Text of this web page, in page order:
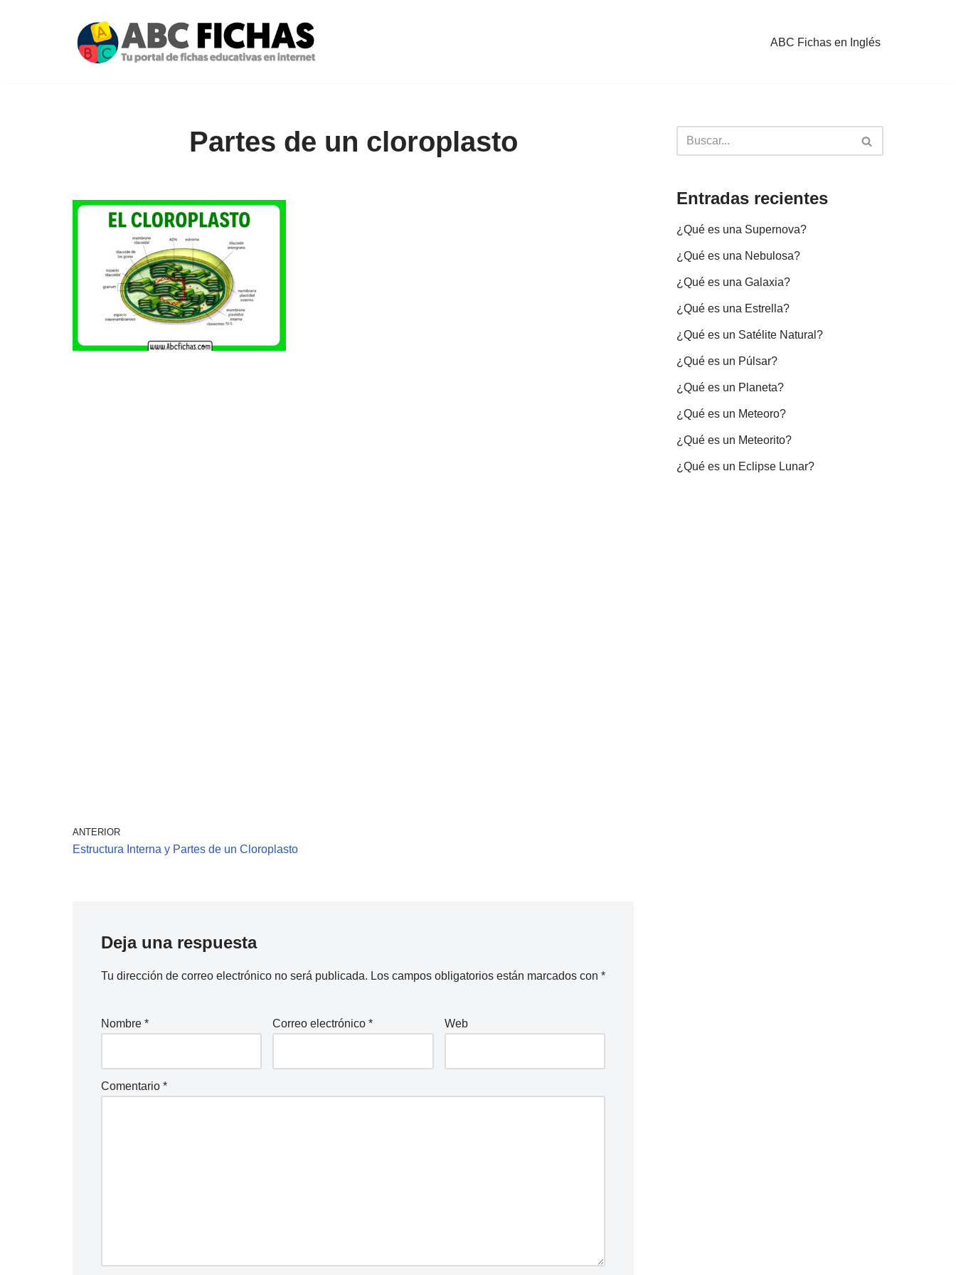
ABC Fichas en Inglés
Partes de un cloroplasto
ANTERIOR
Estructura Interna y Partes de un Cloroplasto
Deja una respuesta
Tu dirección de correo electrónico no será publicada. Los campos obligatorios están marcados con *
Nombre * Correo electrónico* Web
Comentario *
Entradas recientes
¿Qué es una Supernova?
¿Qué es una Nebulosa?
¿Qué es una Galaxia?
¿Qué es una Estrella?
¿Qué es un Satélite Natural?
¿Qué es un Púlsar?
¿Qué es un Planeta?
¿Qué es un Meteoro?
¿Qué es un Meteorito?
¿Qué es un Eclipse Lunar?